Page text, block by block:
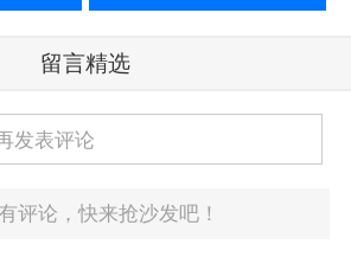
人银行，成都银行积极响
跟随国有大行做好存款利
示范，有策略地推动存款
。
留言精选
发表评论
评论，快来抢沙发吧！